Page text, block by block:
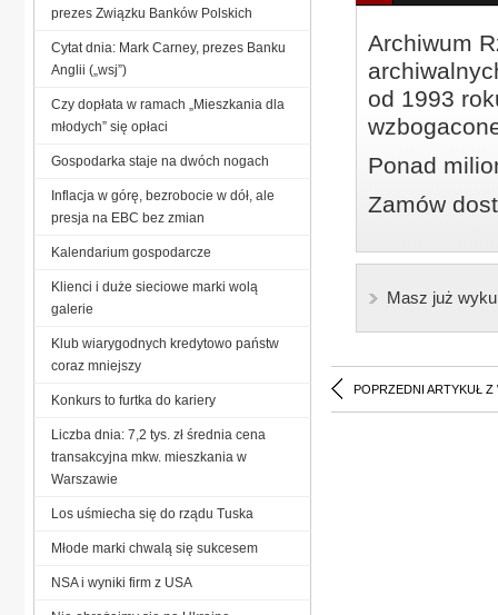
Archiwum
od 1993
Ponad
Zamów
Masz już
POPRZEDNI ARTYKUŁ Z
prezes Związku Banków Polskich
Cytat dnia: Mark Carney, prezes Banku
Anglii („wsj”)
Czy dopłata w ramach „Mieszkania dla
młodych” się opłaci
Gospodarka staje na dwóch nogach
Inflacja w górę, bezrobocie w dół, ale
presja na EBC bez zmian
Kalendarium gospodarcze
Klienci i duże sieciowe marki wolą
galerie
Klub wiarygodnych kredytowo państw
coraz mniejszy
Konkurs to furtka do kariery
Liczba dnia: 7,2 tys. zł średnia cena
transakcyjna mkw. mieszkania w
Warszawie
Los uśmiecha się do rządu Tuska
Młode marki chwalą się sukcesem
NSA i wyniki firm z USA